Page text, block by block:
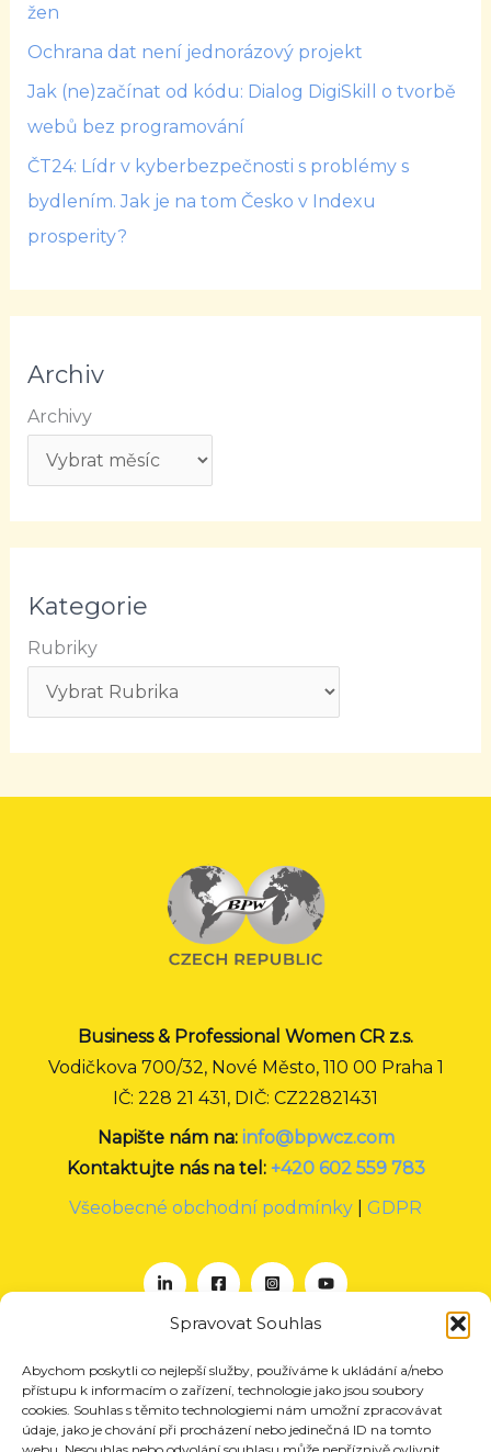
Spravovat Souhlas
Abychom poskytli co nejlepší služby, používáme k ukládání a/nebo
přístupu k informacím o zařízení, technologie jako jsou soubory
cookies. Souhlas s těmito technologiemi nám umožní zpracovávat
údaje, jako je chování při procházení nebo jedinečná ID na tomto
žen
Ochrana dat není jednorázový projekt
Jak (ne)začínat od kódu: Dialog DigiSkill o tvorbě
webů bez programování
ČT24: Lídr v kyberbezpečnosti s problémy s
bydlením. Jak je na tom Česko v Indexu
prosperity?
Archiv
Archivy
Kategorie
Rubriky
Business & Professional Women CR z.s.
Vodičkova 700/32, Nové Město, 110 00 Praha 1
IČ: 228 21 431, DIČ: CZ22821431
Napište nám na: info@bpwcz.com
Kontaktujte nás na tel: +420 602 559 783
Všeobecné obchodní podmínky
GDPR
O nás
Projekty
Členství